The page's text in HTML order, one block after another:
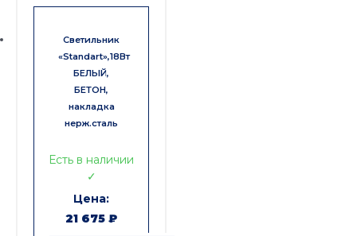
Светильник
«Standart»,18Вт
БЕЛЫЙ,
БЕТОН,
накладка
нерж.сталь
Есть в наличии
✓
21 675 ₽